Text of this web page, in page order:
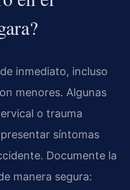
inmediato, incluso
menores. Algunas
o trauma
síntomas
Documente la
manera segura: